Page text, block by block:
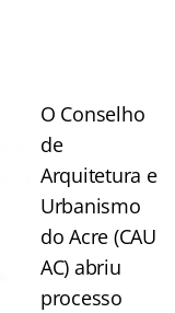
O Conselho
de
Arquitetura e
Urbanismo
do Acre (CAU
AC) abriu
processo